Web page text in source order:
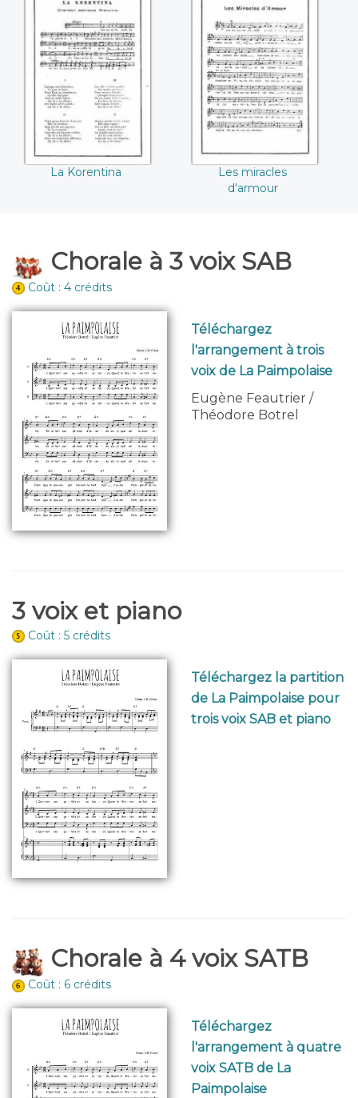
La Korentina
La Korentina
Les miracles
d'armour
Les miracles
d'armour
Chorale à 3 voix SAB
Coût : 4 crédits
Téléchargez
l'arrangement à trois
voix de La Paimpolaise
Eugène Feautrier /
Théodore Botrel
3 voix et piano
Coût : 5 crédits
Téléchargez la partition
de La Paimpolaise pour
trois voix SAB et piano
Chorale à 4 voix SATB
Coût : 6 crédits
Téléchargez
l'arrangement à quatre
voix SATB de La
Paimpolaise